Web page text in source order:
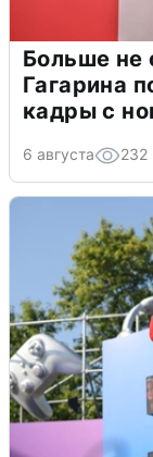
Больше не
Гагарина
кадры с
6 августа 232